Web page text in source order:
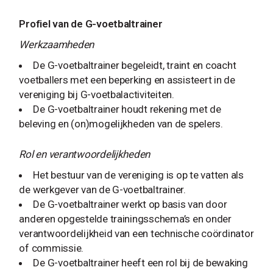
Profiel van de G-voetbaltrainer
Werkzaamheden
De G-voetbaltrainer begeleidt, traint en coacht
voetballers met een beperking en assisteert in de
vereniging bij G-voetbalactiviteiten.
De G-voetbaltrainer houdt rekening met de
beleving en (on)mogelijkheden van de spelers.
Rol en verantwoordelijkheden
Het bestuur van de vereniging is op te vatten als
de werkgever van de G-voetbaltrainer.
De G-voetbaltrainer werkt op basis van door
anderen opgestelde trainingsschema’s en onder
verantwoordelijkheid van een technische coördinator
of commissie.
De G-voetbaltrainer heeft een rol bij de bewaking